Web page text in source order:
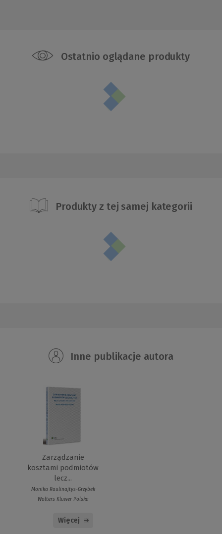
Ostatnio oglądane produkty
Produkty z tej samej kategorii
Inne publikacje autora
Zarządzanie
kosztami podmiotów
lecz...
Monika Raulinajtys-Grzybek
Wolters Kluwer Polska
Więcej